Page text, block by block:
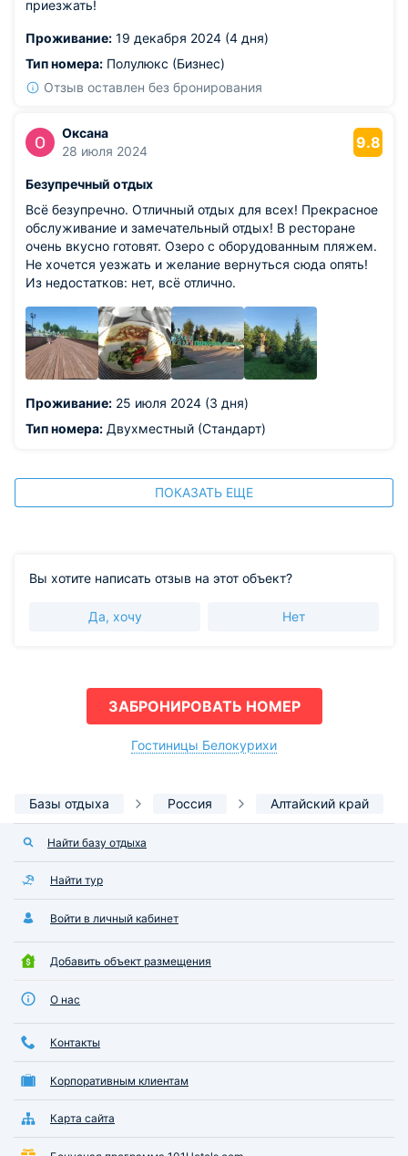
приезжать!
Проживание: 19 декабря 2024 (4 дня)
Тип номера: Полулюкс (Бизнес)
Отзыв оставлен без бронирования
Оксана
28 июля 2024
9.8
Безупречный отдых
Всё безупречно. Отличный отдых для всех! Прекрасное
обслуживание и замечательный отдых! В ресторане
очень вкусно готовят. Озеро с оборудованным пляжем.
Не хочется уезжать и желание вернуться сюда опять!
Из недостатков: нет, всё отлично.
Проживание: 25 июля 2024 (3 дня)
Тип номера: Двухместный (Стандарт)
ПОКАЗАТЬ ЕЩЕ
Вы хотите написать отзыв на этот объект?
Да, хочу Нет
ЗАБРОНИРОВАТЬ НОМЕР
Гостиницы Белокурихи
Базы отдыха Россия Алтайский край
Найти базу отдыха
Найти тур
Войти в личный кабинет
Добавить объект размещения
О нас
Контакты
Корпоративным клиентам
Карта сайта